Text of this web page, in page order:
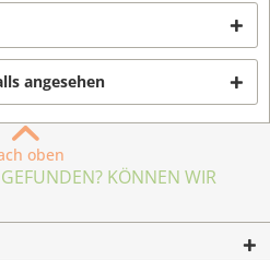
angesehen
oben
KÖNNEN WIR